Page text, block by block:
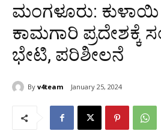
ಮಂಗಳೂರು: ಕುಳಾಯಿ
ಕಾಮಗಾರಿ ಪ್ರದೇಶಕ್ಕೆ
ಭೇಟಿ, ಪರಿಶೀಲನೆ
By v4team January 25, 2024